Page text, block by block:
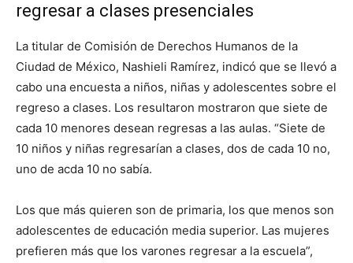
regresar a clases presenciales
La titular de Comisión de Derechos Humanos de la
Ciudad de México, Nashieli Ramírez, indicó que se llevó a
cabo una encuesta a niños, niñas y adolescentes sobre el
regreso a clases. Los resultaron mostraron que siete de
cada 10 menores desean regresas a las aulas. “Siete de
10 niños y niñas regresarían a clases, dos de cada 10 no,
uno de acda 10 no sabía.
Los que más quieren son de primaria, los que menos son
adolescentes de educación media superior. Las mujeres
prefieren más que los varones regresar a la escuela”,